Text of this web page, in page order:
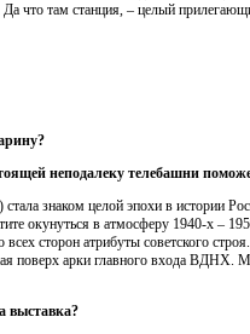
что там станция, – целый
неподалеку телебашни
знаком целой эпохи в истории
окунуться в атмосферу 1940-х –
сторон атрибуты советского
поверх арки главного входа
выставка?